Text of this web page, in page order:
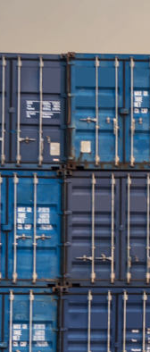
– Ternate
– Tarakan
– Gorontalo
– Samarinda
– Balikpapan
– Samarinda
– Ambon
– Halmahera
– Manado
– Ternate
– Biak
– Timika
– Fakfak
– Tual
– Jayapura
– Kaimana
– Sorong